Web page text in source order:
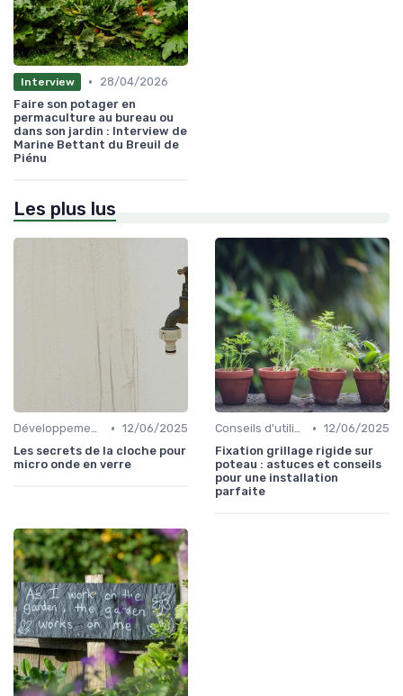
Interview •
28/04/2026
Faire son potager en
permaculture au bureau ou
dans son jardin : Interview de
Marine Bettant du Breuil de
Piénu
Les plus lus
Développements durables • 12/06/2025
Les secrets de la cloche pour
micro onde en verre
Conseils d'utilisation • 12/06/2025
Fixation grillage rigide sur
poteau : astuces et conseils
pour une installation
parfaite